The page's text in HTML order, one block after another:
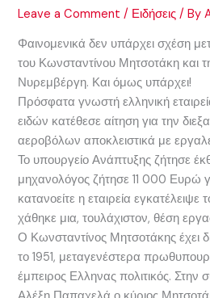
Leave a Comment / Ειδήσεις / By
Φαινομενικά δεν υπάρχει σχέση
του Κωνσταντίνου Μητσοτάκη και
Νυρεμβέργη. Και όμως υπάρχει!
Πρόσφατα γνωστή ελληνική
ειδών κατέθεσε αίτηση για την
αεροβόλων αποκλειστικά με
Το υπουργείο Ανάπτυξης ζήτησε
μηχανολόγος ζήτησε 11 000 Ευρώ
κατανοείτε η εταιρεία εγκατέλειψε
χάθηκε μια, τουλάχιστον, θέση
Ο Κωνσταντίνος Μητσοτάκης έχει
το 1951, μεταγενέστερα
έμπειρος Ελληνας πολιτικός. Στην